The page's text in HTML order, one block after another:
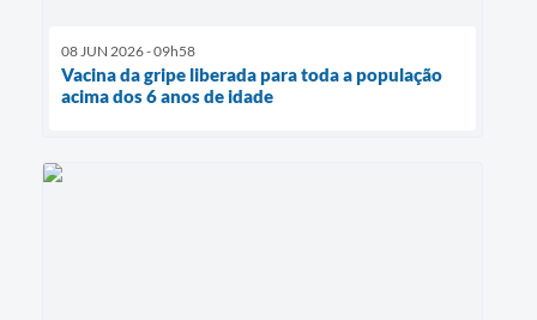
08 JUN 2026 - 09h58
Vacina da gripe liberada para toda a população
acima dos 6 anos de idade